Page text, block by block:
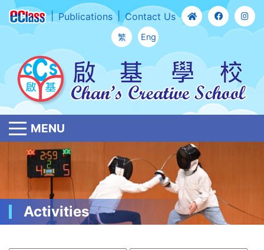
Publications Contact Us
繁 Eng
MENU
Activities